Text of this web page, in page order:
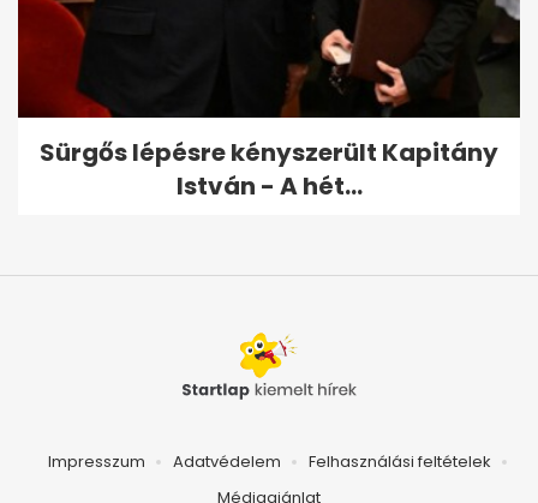
Sürgős lépésre kényszerült Kapitány
István - A hét...
Impresszum Adatvédelem
Felhasználási feltételek
Médiaajánlat